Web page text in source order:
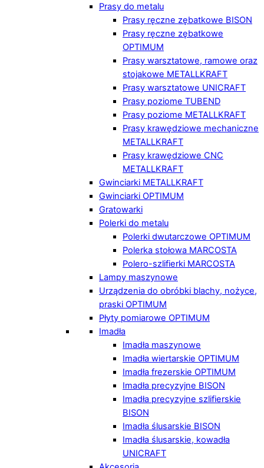
Prasy do metalu
Prasy ręczne zębatkowe BISON
Prasy ręczne zębatkowe
OPTIMUM
Prasy warsztatowe, ramowe oraz
stojakowe METALLKRAFT
Prasy warsztatowe UNICRAFT
Prasy poziome TUBEND
Prasy poziome METALLKRAFT
Prasy krawędziowe mechaniczne
METALLKRAFT
Prasy krawędziowe CNC
METALLKRAFT
Gwinciarki METALLKRAFT
Gwinciarki OPTIMUM
Gratowarki
Polerki do metalu
Polerki dwutarczowe OPTIMUM
Polerka stołowa MARCOSTA
Polero-szlifierki MARCOSTA
Lampy maszynowe
Urządzenia do obróbki blachy, nożyce,
praski OPTIMUM
Płyty pomiarowe OPTIMUM
Imadła
Imadła maszynowe
Imadła wiertarskie OPTIMUM
Imadła frezerskie OPTIMUM
Imadła precyzyjne BISON
Imadła precyzyjne szlifierskie
BISON
Imadła ślusarskie BISON
Imadła ślusarskie, kowadła
UNICRAFT